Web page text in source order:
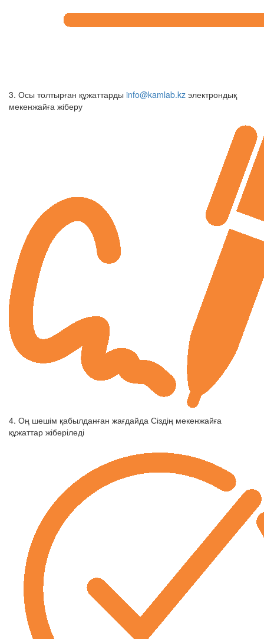
3. Осы толтырған құжаттарды info@kamlab.kz электрондық
мекенжайға жіберу
4. Оң шешім қабылданған жағдайда Сіздің мекенжайға
құжаттар жіберіледі